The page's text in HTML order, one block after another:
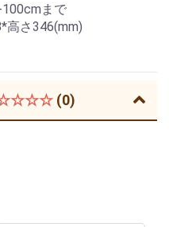
まで
高さ346(mm)
(0)